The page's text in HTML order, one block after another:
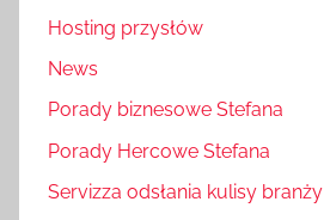
Hosting przysłów
News
Porady biznesowe Stefana
Porady Hercowe Stefana
Servizza odsłania kulisy branży